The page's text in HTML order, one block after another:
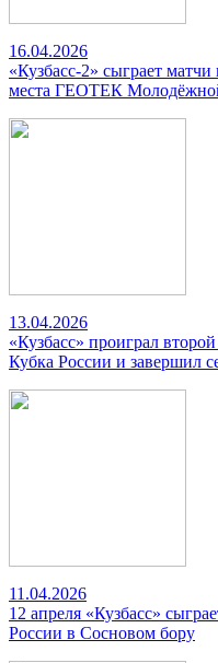
16.04.2026
«Кузбасс-2» сыграет
места ГЕОТЕК
13.04.2026
«Кузбасс» проиграл
Кубка России и завершил
11.04.2026
12 апреля «Кузбасс»
России в Сосновом бору